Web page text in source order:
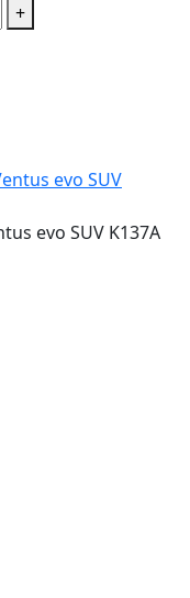
+
evo SUV K137A